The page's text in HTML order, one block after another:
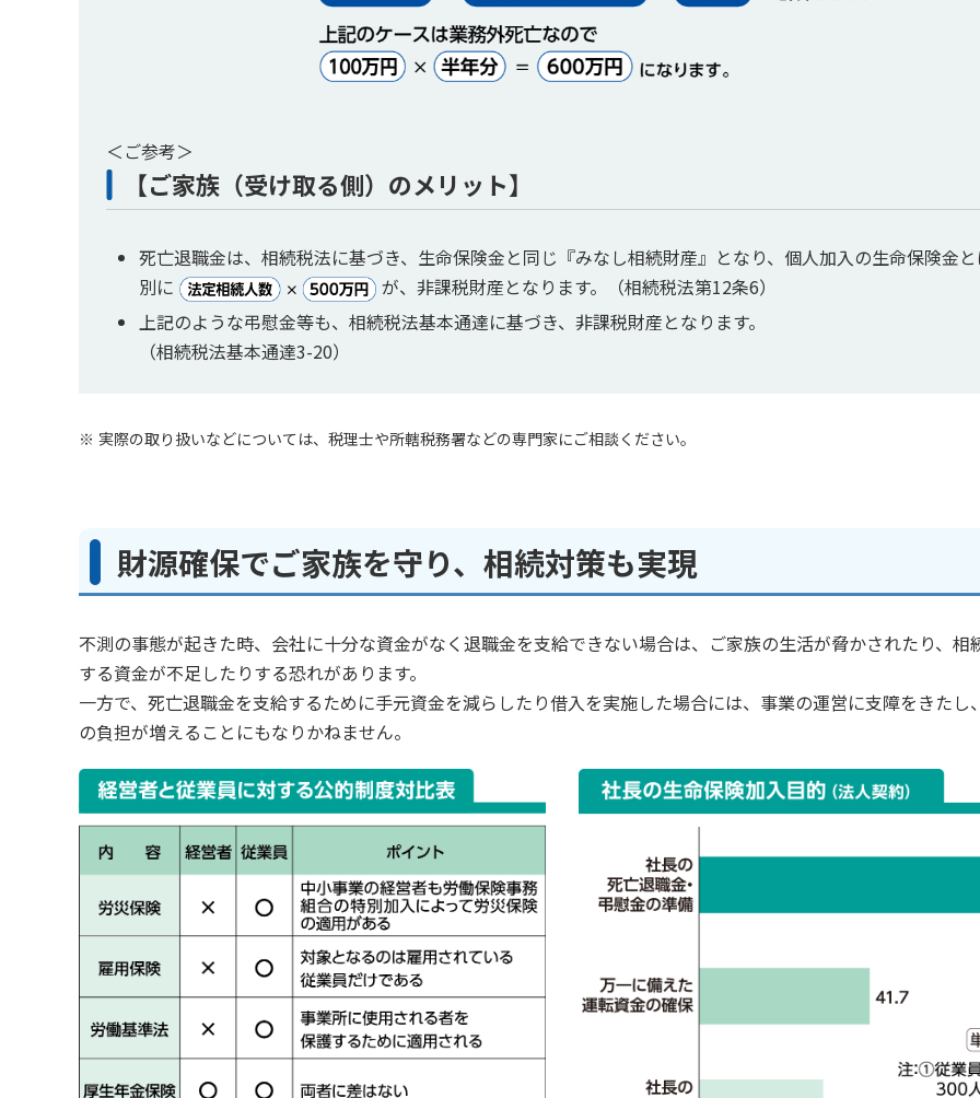
＜ご参考＞
【ご家族（受け取る側）のメリット】
死亡退職金は、相続税法に基づき、生命保険金と同じ『みなし相続財産』となり、個人加入の生命保険金
別に
が、非課税財産となります。（相続税法第12条6）
上記のような弔慰金等も、相続税法基本通達に基づき、非課税財産となります。
（相続税法基本通達3-20）
実際の取り扱いなどについては、税理士や所轄税務署などの専門家にご相談ください。
財源確保でご家族を守り、相続対策も実現
不測の事態が起きた時、会社に十分な資金がなく退職金を支給できない場合は、ご家族の生活が脅かされたり、相
する資金が不足したりする恐れがあります。
一方で、死亡退職金を支給するために手元資金を減らしたり借入を実施した場合には、事業の運営に支障をきたし
の負担が増えることにもなりかねません。